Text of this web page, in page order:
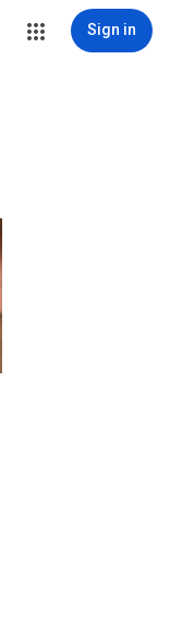
Sign in